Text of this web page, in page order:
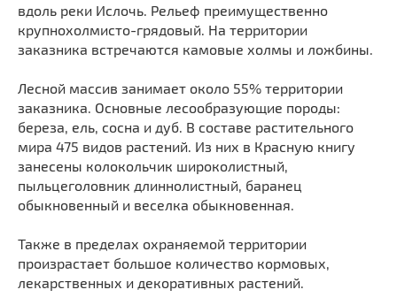
Церкви
Монастыри
Мечети
Часовни
Кирхи
Театры
Галереи
Выберите населенный пункт
Выберите направление
вдоль реки Ислочь. Рельеф преимущественно
крупнохолмисто-грядовый. На территории
заказника встречаются камовые холмы и ложбины.
Лесной массив занимает около 55% территории
заказника. Основные лесообразующие породы:
береза, ель, сосна и дуб. В составе растительного
мира 475 видов растений. Из них в Красную книгу
занесены колокольчик широколистный,
пыльцеголовник длиннолистный, баранец
обыкновенный и веселка обыкновенная.
Также в пределах охраняемой территории
произрастает большое количество кормовых,
лекарственных и декоративных растений.